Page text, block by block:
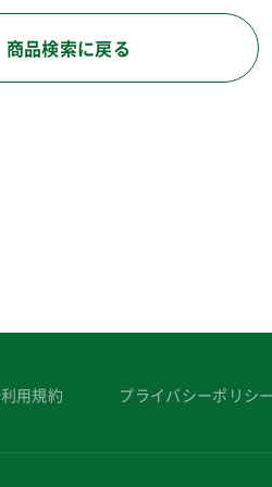
商品検索に戻る
利用規約 プライバシーポリシー